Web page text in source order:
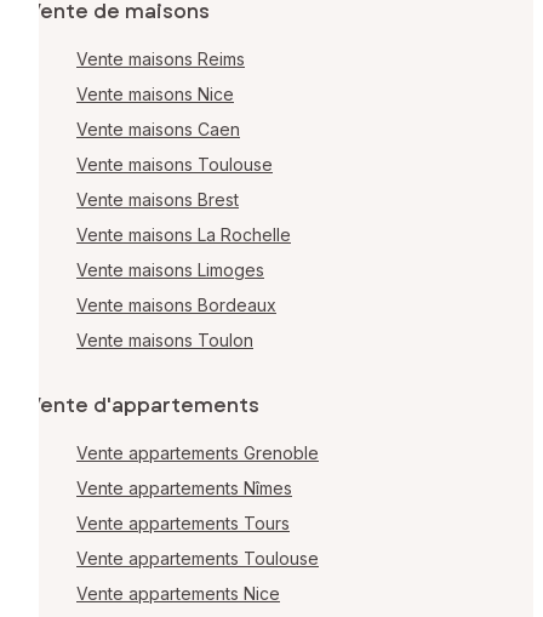
Vente de maisons
Vente maisons Reims
Vente maisons Nice
Vente maisons Caen
Vente maisons Toulouse
Vente maisons Brest
Vente maisons La Rochelle
Vente maisons Limoges
Vente maisons Bordeaux
Vente maisons Toulon
Vente d'appartements
Vente appartements Grenoble
Vente appartements Nîmes
Vente appartements Tours
Vente appartements Toulouse
Vente appartements Nice